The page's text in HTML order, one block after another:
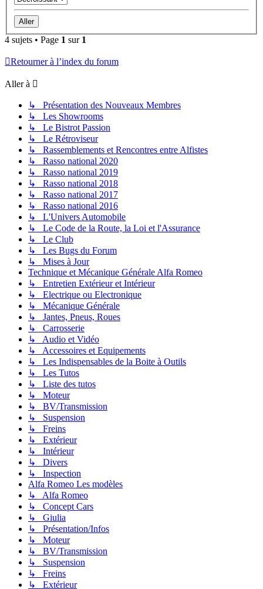
4 sujets • Page 1 sur 1
Retourner à l’index du forum
Aller à
↳ Présentation des Nouveaux Membres
↳ Les Showrooms
↳ Le Bistrot Passion
↳ Le Rétroviseur
↳ Rassemblements et Rencontres entre Alfistes
↳ Rasso national 2020
↳ Rasso national 2019
↳ Rasso national 2018
↳ Rasso national 2017
↳ Rasso national 2016
↳ L'Univers Automobile
↳ Le Code de la Route, la Loi et l'Assurance
↳ Le Club
↳ Les Bugs du Forum
↳ Mises à Jour
Technique et Mécanique Générale Alfa Romeo
↳ Entretien Extérieur et Intérieur
↳ Electrique ou Electronique
↳ Mécanique Générale
↳ Jantes, Pneus, Roues
↳ Carrosserie
↳ Audio et Vidéo
↳ Accessoires et Equipements
↳ Les Indispensables de la Boite à Outils
↳ Les Tutos
↳ Liste des tutos
↳ Moteur
↳ BV/Transmission
↳ Suspension
↳ Freins
↳ Extérieur
↳ Intérieur
↳ Divers
↳ Inspection
Alfa Romeo Les modèles
↳ Alfa Romeo
↳ Concept Cars
↳ Giulia
↳ Présentation/Infos
↳ Moteur
↳ BV/Transmission
↳ Suspension
↳ Freins
↳ Extérieur